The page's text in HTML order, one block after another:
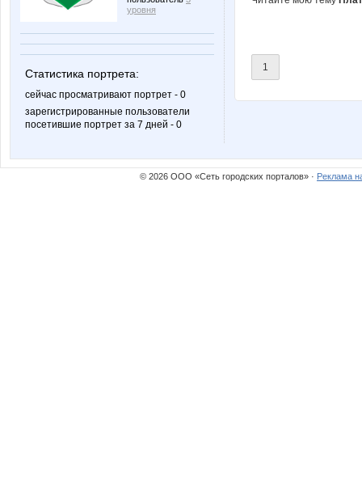
уровня
Статистика портрета:
сейчас просматривают портрет - 0
зарегистрированные пользователи
посетившие портрет за 7 дней - 0
1
© 2026 ООО «Сеть городских порталов» · Реклама